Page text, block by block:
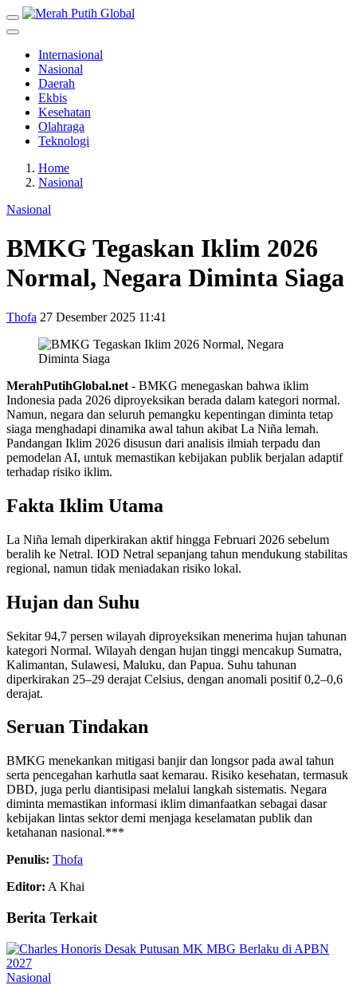
Internasional
Nasional
Daerah
Ekbis
Kesehatan
Olahraga
Teknologi
Home
Nasional
Nasional
BMKG Tegaskan Iklim 2026
Normal, Negara Diminta Siaga
Thofa 27 Desember 2025 11:41
MerahPutihGlobal.net - BMKG menegaskan bahwa iklim
Indonesia pada 2026 diproyeksikan berada dalam kategori normal.
Namun, negara dan seluruh pemangku kepentingan diminta tetap
siaga menghadapi dinamika awal tahun akibat La Niña lemah.
Pandangan Iklim 2026 disusun dari analisis ilmiah terpadu dan
pemodelan AI, untuk memastikan kebijakan publik berjalan adaptif
terhadap risiko iklim.
Fakta Iklim Utama
La Niña lemah diperkirakan aktif hingga Februari 2026 sebelum
beralih ke Netral. IOD Netral sepanjang tahun mendukung stabilitas
regional, namun tidak meniadakan risiko lokal.
Hujan dan Suhu
Sekitar 94,7 persen wilayah diproyeksikan menerima hujan tahunan
kategori Normal. Wilayah dengan hujan tinggi mencakup Sumatra,
Kalimantan, Sulawesi, Maluku, dan Papua. Suhu tahunan
diperkirakan 25–29 derajat Celsius, dengan anomali positif 0,2–0,6
derajat.
Seruan Tindakan
BMKG menekankan mitigasi banjir dan longsor pada awal tahun
serta pencegahan karhutla saat kemarau. Risiko kesehatan, termasuk
DBD, juga perlu diantisipasi melalui langkah sistematis. Negara
diminta memastikan informasi iklim dimanfaatkan sebagai dasar
kebijakan lintas sektor demi menjaga keselamatan publik dan
ketahanan nasional.***
Penulis: Thofa
Editor: A Khai
Berita Terkait
Nasional